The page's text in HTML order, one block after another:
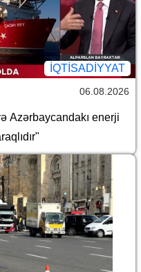
İQTİSADİYYAT
06.08.2026
Azərbaycandakı enerji